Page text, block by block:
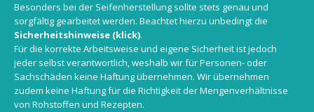
Besonders bei der Seifenherstellung sollte stets genau und
sorgfältig gearbeitet werden. Beachtet hierzu unbedingt die
Sicherheitshinweise (klick).
Für die korrekte Arbeitsweise und eigene Sicherheit ist jedoch
jeder selbst verantwortlich, weshalb wir für Personen- oder
Sachschäden keine Haftung übernehmen. Wir übernehmen
zudem keine Haftung für die Richtigkeit der Mengenverhältnisse
von Rohstoffen und Rezepten.